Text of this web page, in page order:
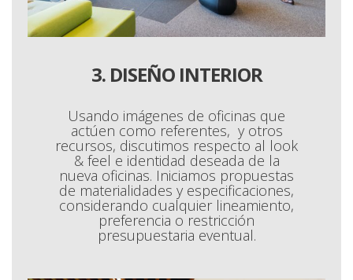
3. DISEÑO INTERIOR
Usando imágenes de oficinas que
actúen como referentes, y otros
recursos, discutimos respecto al look
& feel e identidad deseada de la
nueva oficinas. Iniciamos propuestas
de materialidades y especificaciones,
considerando cualquier lineamiento,
preferencia o restricción
presupuestaria eventual.